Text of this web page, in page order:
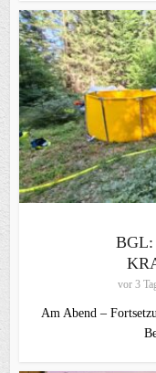
vor 3
Am Abend –